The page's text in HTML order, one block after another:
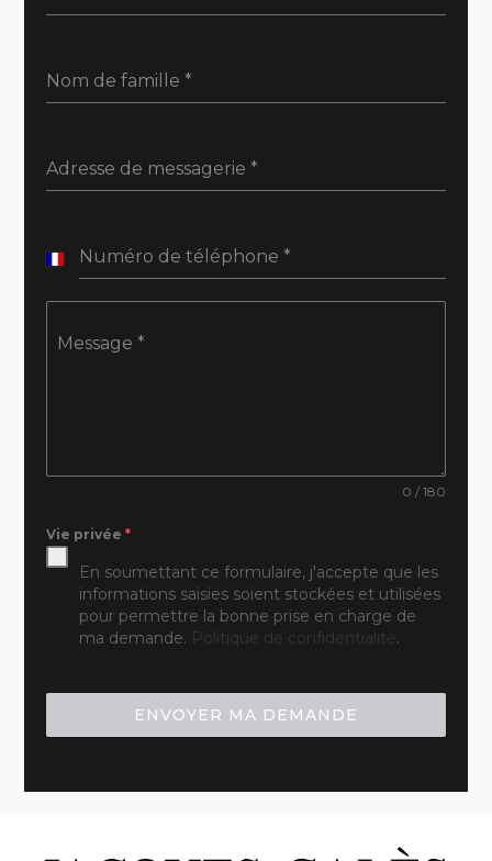
Nom de famille*
Adresse de messagerie*
Numéro de téléphone*
France
Message*
0 / 180
Vie privée*
En soumettant ce formulaire, j'accepte que les
informations saisies soient stockées et utilisées
pour permettre la bonne prise en charge de
ma demande. Politique de confidentialité.
ENVOYER MA DEMANDE